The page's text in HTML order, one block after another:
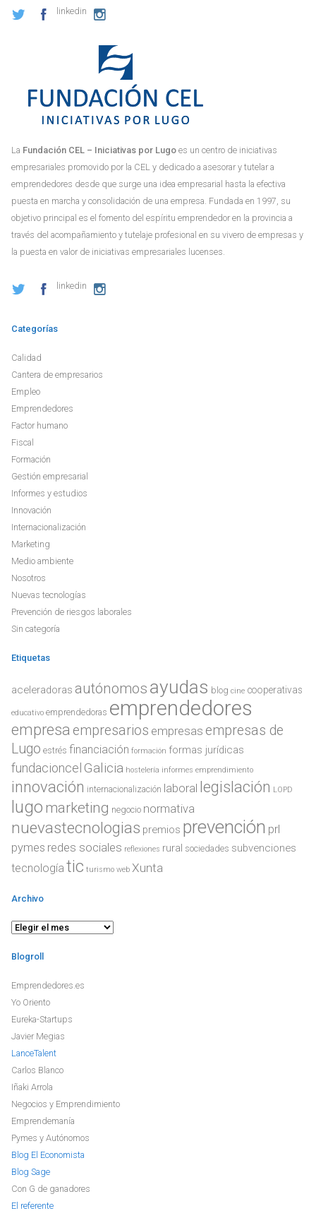
linkedin
La Fundación CEL – Iniciativas por Lugo es un centro de iniciativas
empresariales promovido por la CEL y dedicado a asesorar y tutelar a
emprendedores desde que surge una idea empresarial hasta la efectiva
puesta en marcha y consolidación de una empresa. Fundada en 1997, su
objetivo principal es el fomento del espíritu emprendedor en la provincia a
través del acompañamiento y tutelaje profesional en su vivero de empresas y
la puesta en valor de iniciativas empresariales lucenses.
linkedin
Categorías
Calidad
Cantera de empresarios
Empleo
Emprendedores
Factor humano
Fiscal
Formación
Gestión empresarial
Informes y estudios
Innovación
Internacionalización
Marketing
Medio ambiente
Nosotros
Nuevas tecnologías
Prevención de riesgos laborales
Sin categoría
Etiquetas
aceleradoras autónomos ayudas blog cine cooperativas
educativo emprendedoras emprendedores
empresa empresarios empresas empresas de
Lugo estrés financiación formación formas jurídicas
fundacioncel Galicia hostelería informes emprendimiento
innovación internacionalización laboral legislación LOPD
lugo marketing negocio normativa
nuevastecnologias premios prevención prl
pymes redes sociales reflexiones rural sociedades subvenciones
tecnología tic turismo web Xunta
Archivo
Archivo
Blogroll
Emprendedores.es
Yo Oriento
Eureka-Startups
Javier Megias
LanceTalent
Carlos Blanco
Iñaki Arrola
Negocios y Emprendimiento
Emprendemanía
Pymes y Autónomos
Blog El Economista
Blog Sage
Con G de ganadores
El referente